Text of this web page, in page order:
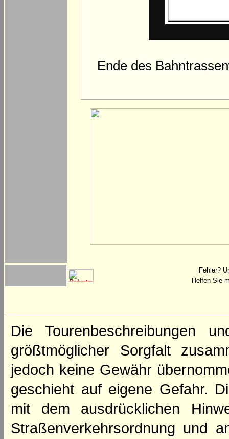
Ende des
Fehler?
Helfen Sie
Die Tourenbeschreibungen
größtmöglicher Sorgfalt
jedoch keine Gewähr
geschieht auf eigene Gefahr.
mit dem ausdrücklichen
Straßenverkehrsordnung und